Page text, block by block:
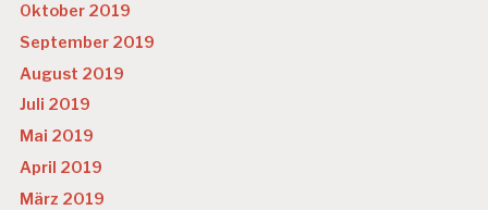
Oktober 2019
September 2019
August 2019
Juli 2019
Mai 2019
April 2019
März 2019